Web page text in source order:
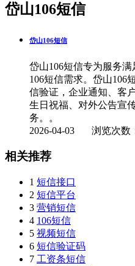
岱山106短信
岱山106短信
岱山106短信专为服务
106短信需求。岱山106
信验证，企业通知、客
生日祝福、对外公告宣
务。。
2026-04-03 浏览次数
相关推荐
1 短信接口
2 短信平台
3 营销短信
4 106短信
5 视频短信
6 短信验证码
7 工资条短信